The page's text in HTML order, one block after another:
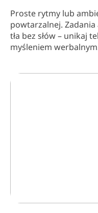
Proste rytmy lub
powtarzalnej.
tła bez słów – unikaj
myśleniem